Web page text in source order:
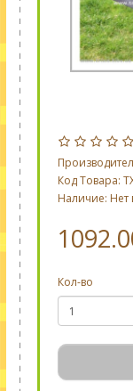
Код Товара:
Наличие: Нет
Кол-во